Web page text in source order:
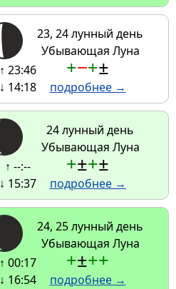
23, 24 лунный день
Убывающая Луна
↑ 23:46
↓ 14:18
+−+±
подробнее →
24 лунный день
Убывающая Луна
↑ --:--
↓ 15:37
+±+±
подробнее →
24, 25 лунный день
Убывающая Луна
↑ 00:17
↓ 16:54
+±++
подробнее →